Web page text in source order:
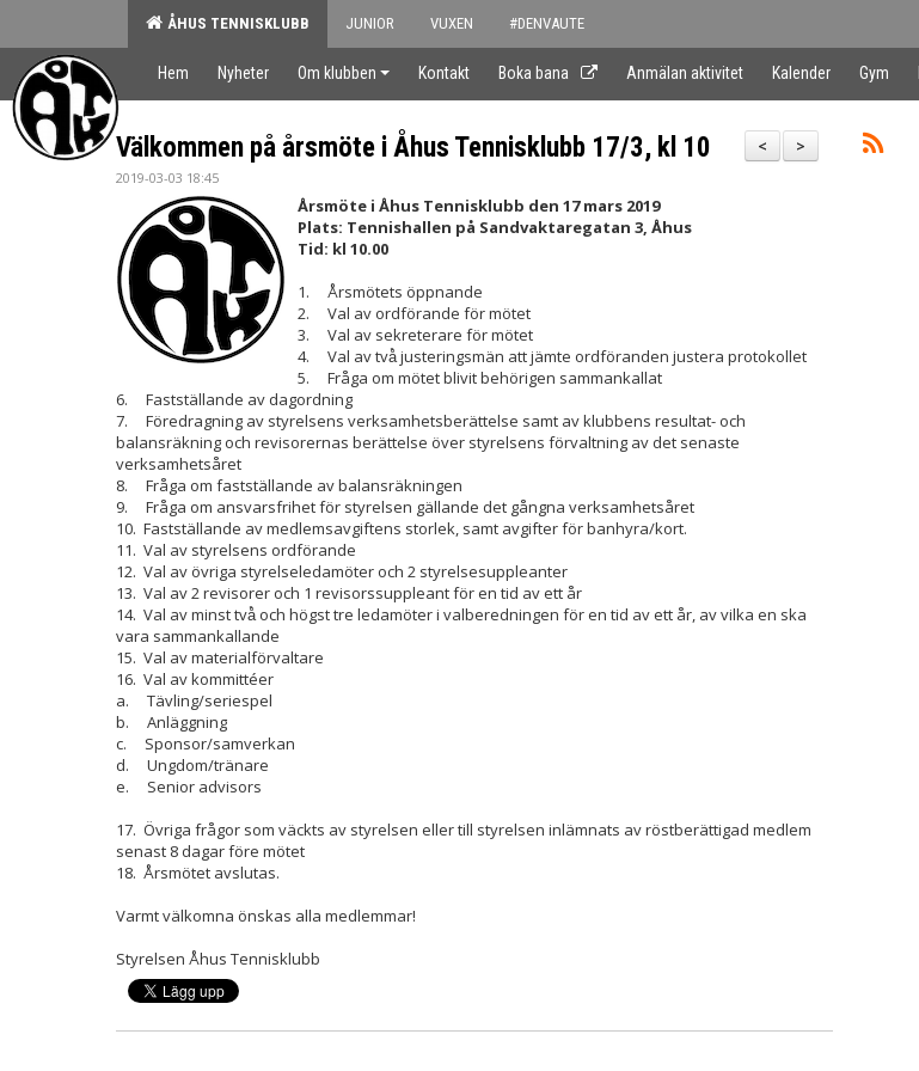
ÅHUS TENNISKLUBB JUNIOR VUXEN #DENVAUTE
Hem Nyheter Om klubben Kontakt Boka bana Anmälan aktivitet Kalender Gym
>
<
Välkommen på årsmöte i Åhus Tennisklubb 17/3, kl 10
2019-03-03 18:45
Årsmöte i Åhus Tennisklubb den 17 mars 2019
Plats: Tennishallen på Sandvaktaregatan 3, Åhus
Tid: kl 10.00
1. Årsmötets öppnande
2. Val av ordförande för mötet
3. Val av sekreterare för mötet
4. Val av två̊ justeringsmän att jämte ordföranden justera protokollet
5. Fråga om mötet blivit behörigen sammankallat
6. Fastställande av dagordning
7. Föredragning av styrelsens verksamhetsberättelse samt av klubbens resultat- och
balansräkning och revisorernas berättelse över styrelsens förvaltning av det senaste
verksamhetsåret
8. Fråga om fastställande av balansräkningen
9. Fråga om ansvarsfrihet för styrelsen gällande det gångna verksamhetsåret
10. Fastställande av medlemsavgiftens storlek, samt avgifter för banhyra/kort.
11. Val av styrelsens ordförande
12. Val av övriga styrelseledamöter och 2 styrelsesuppleanter
13. Val av 2 revisorer och 1 revisorssuppleant för en tid av ett år
14. Val av minst två̊ och högst tre ledamöter i valberedningen för en tid av ett år, av vilka en ska
vara sammankallande
15. Val av materialförvaltare
16. Val av kommittéer
a. Tävling/seriespel
b. Anläggning
c. Sponsor/samverkan
d. Ungdom/tränare
e. Senior advisors
17. Övriga frågor som väckts av styrelsen eller till styrelsen inlämnats av röstberättigad medlem
senast 8 dagar före mötet
18. Årsmötet avslutas.
Varmt välkomna önskas alla medlemmar!
Styrelsen Åhus Tennisklubb